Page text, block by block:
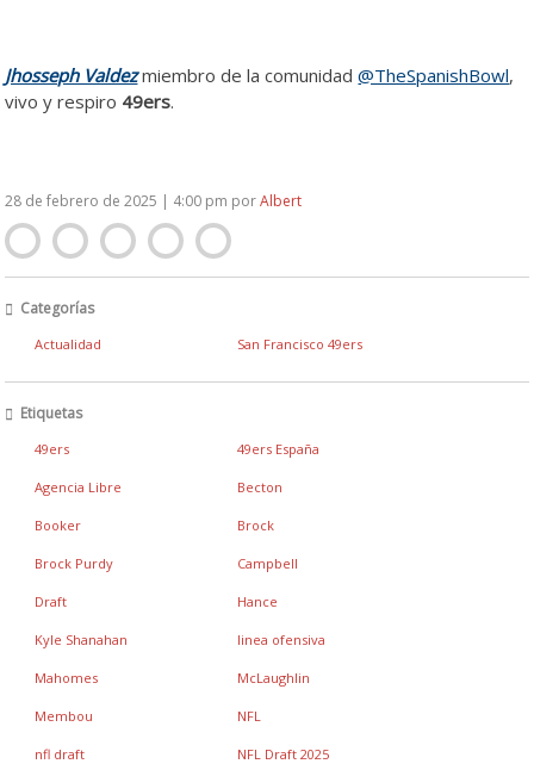
Jhosseph Valdez miembro de la comunidad@TheSpanishBowl,
vivo y respiro 49ers.
28 de febrero de 2025 | 4:00 pm porAlbert
Categorías
Actualidad San Francisco 49ers
Etiquetas
49ers 49ers España
Agencia Libre Becton
Booker Brock
Brock Purdy Campbell
Draft Hance
Kyle Shanahan linea ofensiva
Mahomes McLaughlin
Membou NFL
nfl draft NFL Draft 2025